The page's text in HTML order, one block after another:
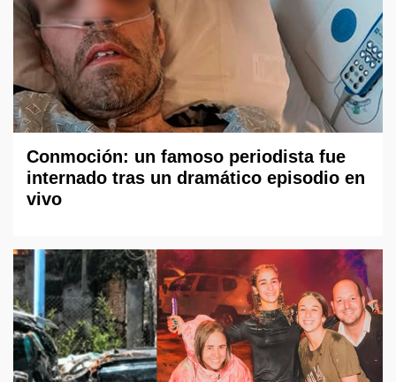
Conmoción: un famoso periodista fue
internado tras un dramático episodio en
vivo